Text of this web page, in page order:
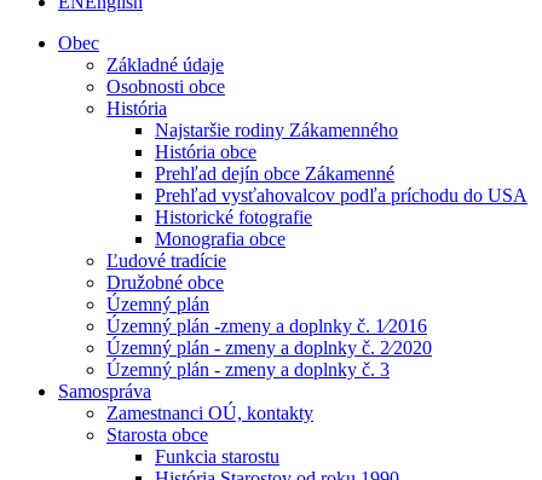
Obec
Základné údaje
Osobnosti obce
História
Najstaršie rodiny Zákamenného
História obce
Prehľad dejín obce Zákamenné
Prehľad vysťahovalcov podľa príchodu do USA
Historické fotografie
Monografia obce
Ľudové tradície
Družobné obce
Územný plán
Územný plán -zmeny a doplnky č. 1⁄2016
Územný plán - zmeny a doplnky č. 2⁄2020
Územný plán - zmeny a doplnky č. 3
Samospráva
Zamestnanci OÚ, kontakty
Starosta obce
Funkcia starostu